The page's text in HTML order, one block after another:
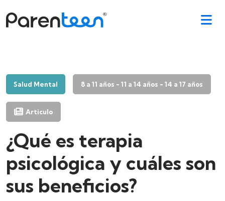
Salud Mental 8 a 11 años - 11 a 14 años - 14 a 17 años
Articulo
¿Qué es terapia
psicológica y cuáles son
sus beneficios?